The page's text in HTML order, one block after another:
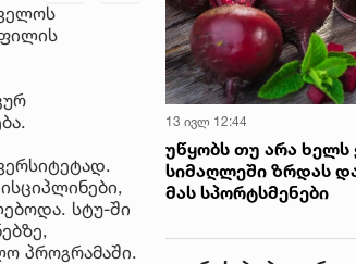
სტუ-ში
პროგრამაში.
13 ივლ 12:44
უწყობს თუ არა ხელს
სიმაღლეში ზრდას
მას სპორტსმენები